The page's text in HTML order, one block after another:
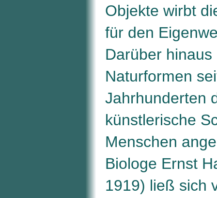
Objekte wirbt
für den
Darüber hinaus
Naturformen
Jahrhunderten
künstlerische
Menschen
Biologe Ernst
1919) ließ sich